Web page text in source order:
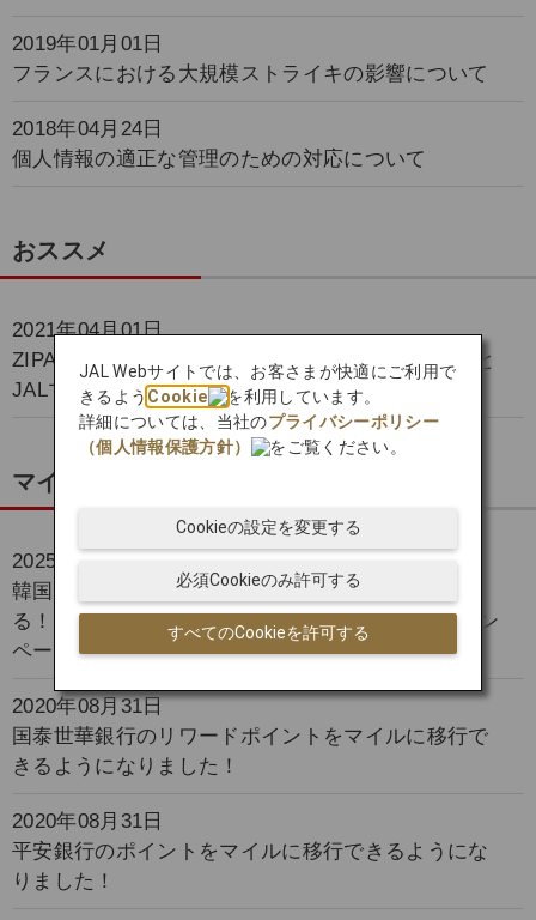
2019年01月01日
フランスにおける大規模ストライキの影響について
2018年04月24日
個人情報の適正な管理のための対応について
おススメ
2021年04月01日
ZIPAIRの航空券購入にもつかえるZIPAIRポイントと
JALマイルの相互交換スタート！
マイルをためる
2025年10月01日
韓国のロッテ免税店でのお買い物でマイルがたま
る！さらに期間限定でJAL Wellness ＆ Travelキャン
ペーン開催！
2020年08月31日
国泰世華銀行のリワードポイントをマイルに移行で
きるようになりました！
2020年08月31日
平安銀行のポイントをマイルに移行できるようにな
りました！
JAL Webサイトでは、お客さまが快適にご利用で
きるようCookie
を利用しています。
詳細については、当社のプライバシーポリシー
（個人情報保護方針）
をご覧ください。
すべてのCookieを許可する
必須Cookieのみ許可する
Cookieの設定を変更する